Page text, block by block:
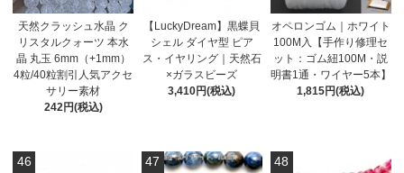
天然クラッシュ水晶 ク
リスタルクォーツ 本水
晶 丸玉 6mm（+1mm）
4粒/40粒割引人気アクセ
サリー素材
242円(税込)
【LuckyDream】黒蝶貝
シェル ダイヤ型 ピア
ス・イヤリング｜天然石
×ガラスビーズ
3,410円(税込)
オペロンゴム｜ホワイト
100M入【手作り修理セ
ット：ゴム紐100M・説
明書1通・ワイヤー5本】
1,815円(税込)
46 47 48